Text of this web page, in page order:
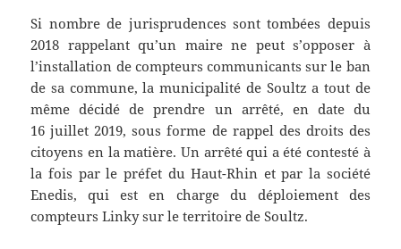
Si nombre de jurisprudences sont tombées depuis
2018 rappelant qu’un maire ne peut s’opposer à
l’installation de compteurs communicants sur le ban
de sa commune, la municipalité de Soultz a tout de
même décidé de prendre un arrêté, en date du
16 juillet 2019, sous forme de rappel des droits des
citoyens en la matière. Un arrêté qui a été contesté à
la fois par le préfet du Haut-Rhin et par la société
Enedis, qui est en charge du déploiement des
compteurs Linky sur le territoire de Soultz.